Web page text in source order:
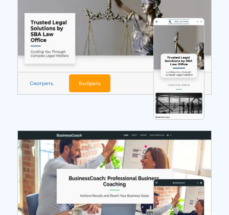
Смотреть Выбрать